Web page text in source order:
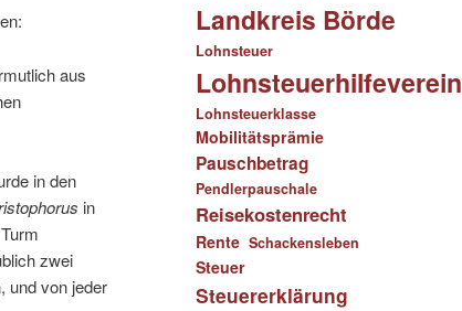
aus
in den
in
zwei
und von jeder
Landkreis Börde
Lohnsteuer
Lohnsteuerhilfeverein
Lohnsteuerklasse
Mobilitätsprämie
Pauschbetrag
Pendlerpauschale
Reisekostenrecht
Rente Schackensleben
Steuer
Steuererklärung